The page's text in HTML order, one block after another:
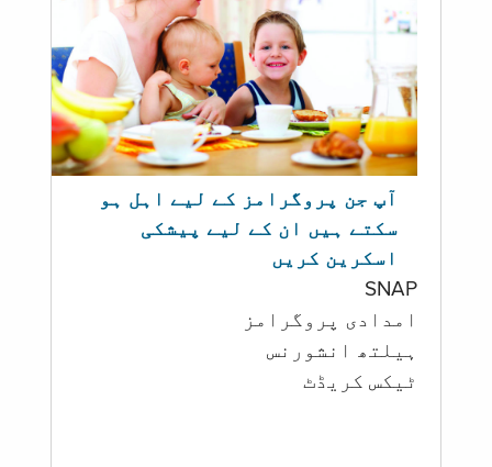
آپ جن پروگرامز کے لیے اہل ہو
سکتے ہیں ان کے لیے پیشکی
اسکرین کریں
SNAP
امدادی پروگرامز
‏ہیلتھ انشورنس
ٹیکس کریڈٹ